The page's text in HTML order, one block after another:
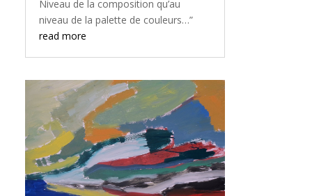
Niveau de la composition qu’au
niveau de la palette de couleurs…”
read more